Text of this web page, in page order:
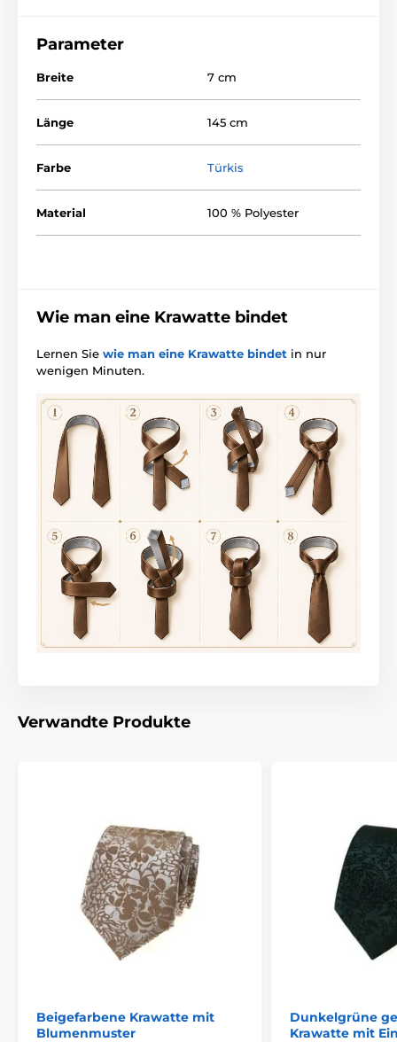
Parameter
Breite 7 cm
Länge 145 cm
Farbe Türkis
Material 100 % Polyester
Wie man eine Krawatte bindet
Lernen Sie wie man eine Krawatte bindet in nur
wenigen Minuten.
Verwandte Produkte
Beigefarbene Krawatte mit
Blumenmuster
Dunkelgrüne
Krawatte mit